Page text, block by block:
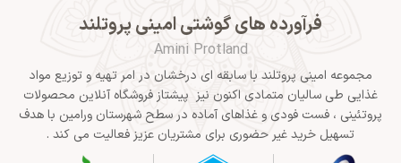
فرآورده های گوشتی امینی پروتلند
Amini Protland
مجموعه امینی پروتلند با سابقه ای درخشان در امر تهیه و توزیع مواد
غذایی طی سالیان متمادی اکنون نیز پیشتاز فروشگاه آنلاین محصولات
پروتئینی ، فست فودی و غذاهای آماده در سطح شهرستان ورامین با هدف
تسهیل خرید غیر حضوری برای مشتریان عزیز فعالیت می کند .